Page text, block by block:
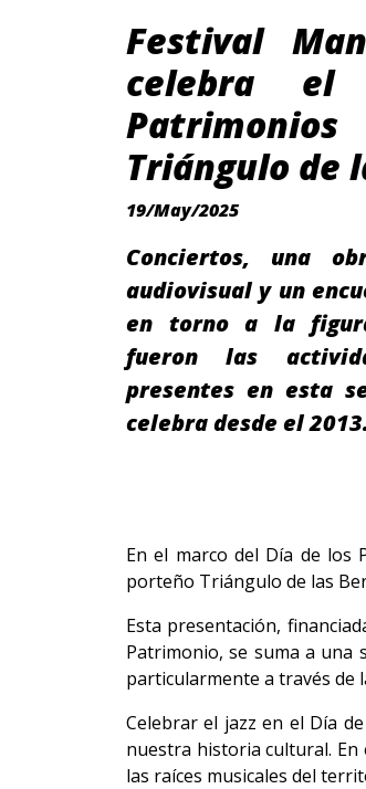
Festival
celebra
Triángulo de
19/May/2025
Conciertos, una
audiovisual y un
en torno a la
fueron las
presentes en esta
celebra desde el
En el marco del Día de los
porteño Triángulo de las
Esta presentación,
Patrimonio, se suma a una
particularmente a través de
Celebrar el jazz en el Día
nuestra historia cultural.
las raíces musicales del